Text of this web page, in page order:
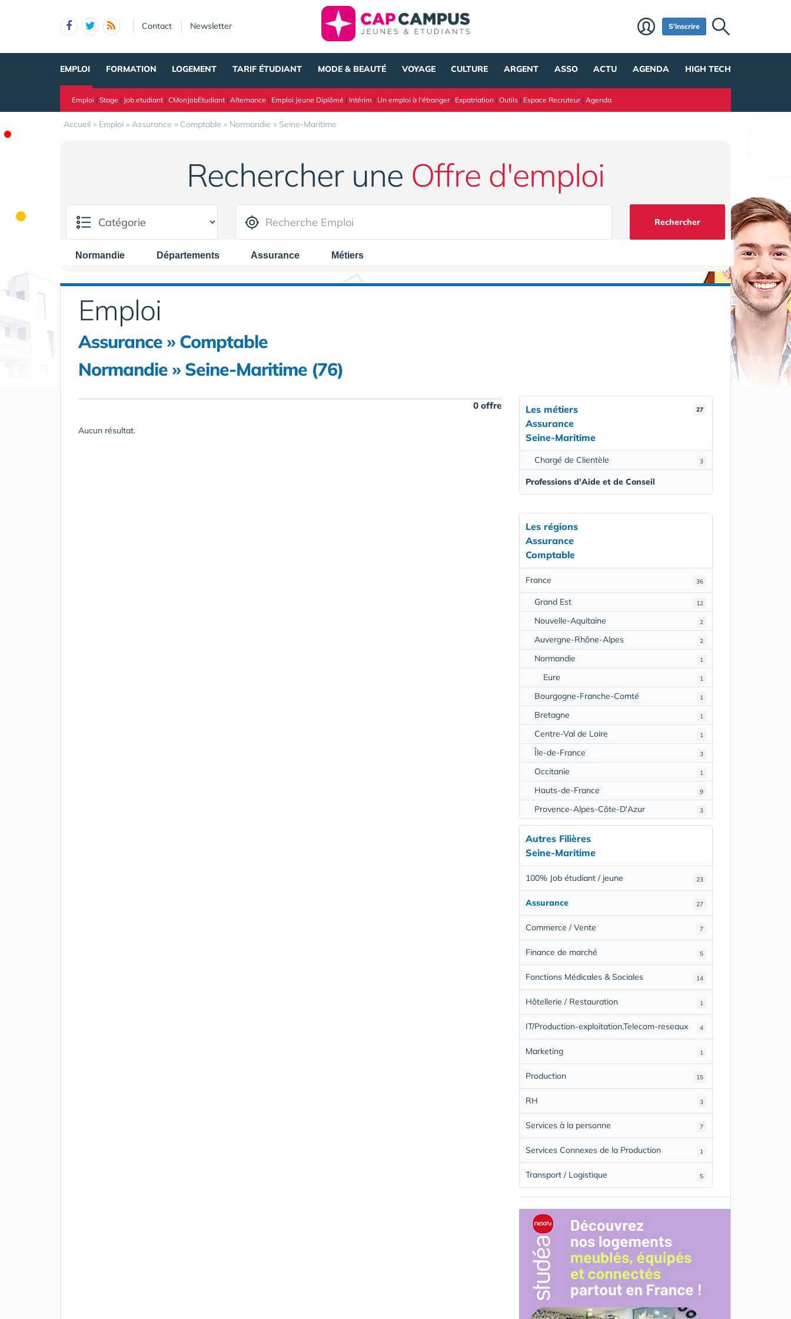
Contact Newsletter S'inscrire
EMPLOI FORMATION LOGEMENT TARIF ÉTUDIANT MODE & BEAUTÉ VOYAGE CULTURE ARGENT ASSO ACTU AGENDA HIGH TECH
Emploi | Stage | Job etudiant | CMonJobEtudiant | Alternance | Emploi Jeune Diplômé | Intérim | Un emploi à l'étranger| Expatriation | Outils | Espace Recruteur| Agenda
Accueil » Emploi » Assurance » Comptable » Normandie » Seine-Maritime
Rechercher une Offre d'emploi
Rechercher
Normandie Départements Assurance Métiers
Emploi
Assurance » Comptable
Normandie » Seine-Maritime (76)
0 offre
Aucun résultat.
27
Les métiers
Assurance
Seine-Maritime
3
Chargé de Clientèle
Professions d'Aide et de Conseil
Les régions
Assurance
Comptable
36
France
12
Grand Est
2
Nouvelle-Aquitaine
2
Auvergne-Rhône-Alpes
1
Normandie
1
Eure
1
Bourgogne-Franche-Comté
1
Bretagne
1
Centre-Val de Loire
3
Île-de-France
1
Occitanie
9
Hauts-de-France
3
Provence-Alpes-Côte-D'Azur
Autres Filières
Seine-Maritime
23
100% Job étudiant / jeune
27
Assurance
7
Commerce / Vente
5
Finance de marché
14
Fonctions Médicales & Sociales
1
Hôtellerie / Restauration
4
IT/Production-exploitation,Telecom-reseaux
1
Marketing
15
Production
3
RH
7
Services à la personne
1
Services Connexes de la Production
5
Transport / Logistique